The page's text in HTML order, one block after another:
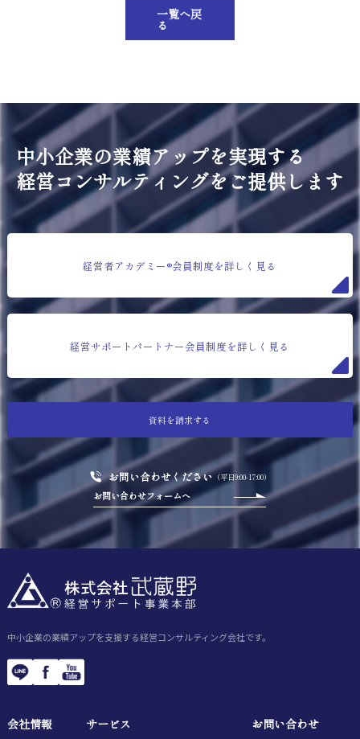
一覧へ戻
る
中小企業の業績アップを実現する
経営コンサルティングをご提供します
資料を請求する
お問い合わせください （平日9:00-17:00）
お問い合わせフォームへ
経営者アカデミー®会員制度を詳しく見る
経営サポートパートナー会員制度を詳しく見る
中小企業の業績アップを支援する経営コンサルティング会社です。
会社情報 サービス お問い合わせ